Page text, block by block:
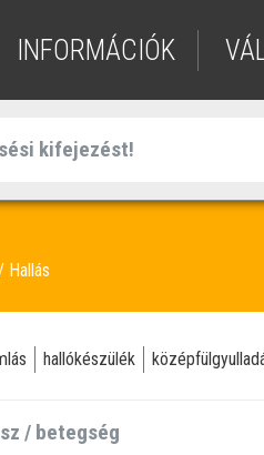
INFORMÁCIÓK
Hallás
hallókészülék